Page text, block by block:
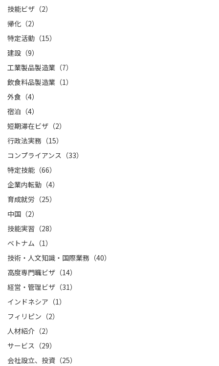
技能ビザ（2）
帰化（2）
特定活動（15）
建設（9）
工業製品製造業（7）
飲食料品製造業（1）
外食（4）
宿泊（4）
短期滞在ビザ（2）
行政法実務（15）
コンプライアンス（33）
特定技能（66）
企業内転勤（4）
育成就労（25）
中国（2）
技能実習（28）
ベトナム（1）
技術・人文知識・国際業務（40）
高度専門職ビザ（14）
経営・管理ビザ（31）
インドネシア（1）
フィリピン（2）
人材紹介（2）
サービス（29）
会社設立、投資（25）